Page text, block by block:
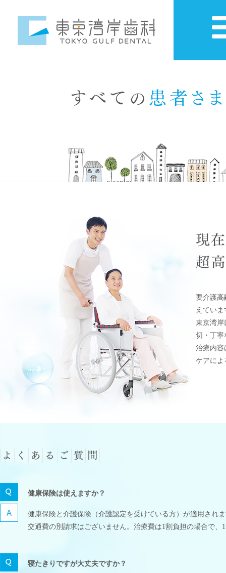
要介護高
えてい
東京湾岸
切・丁寧
治療内容
ケアによ
健康保険は使えますか？
健康保険と介護保険（介護認定を受けている方）が適用され
交通費の別請求はございません。治療費は1割負担の場合で、
寝たきりですが大丈夫ですか？